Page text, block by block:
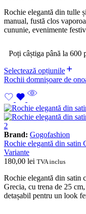
Rochie elegantă din tulle
manual, fustă clos
cununie, evenimente
Poți câștiga până la 600
Selectează opțiunile
Rochii domnișoare de
Brand: Gogofashion
Rochie elegantă din satin
Variante
180,00 lei TVA inclus
Rochie elegantă din satin
Grecia, cu trena de 25
detașabil pentru un look